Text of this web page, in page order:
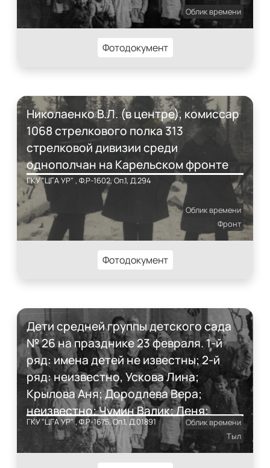
Облик времени
Фотодокумент
Николаенко В.Л. (в центре), комиссар
1068 стрелкового полка 313
стрелковой дивизии среди
однополчан на Карельском фронте
ГКУ "ЦГА УР" , Ф.Р-1602, Оп.1, Д.294
Облик времени
Фронт
Фотодокумент
Дети средней группы детского сада
№ 26 на празднике 23 февраля. 1-й
ряд: имена детей не известны; 2-й
ряд: неизвестно, Ускова Лина;
Крылова Аня; Дородлева Вера;
неизвестно; Чумин Валик; Леня;
неизвестно; Юля из Москвы. 3-й ряд:
Е.Д.Кордабовкая – воспитатель;
военнослужащий; военнослужащий –
ГКУ "ЦГА УР" , Ф.Р-1675, Оп.1, Д.01891
Облик времени
Тыл